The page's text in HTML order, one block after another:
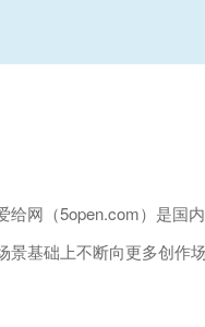
网（5open.com）是国
景基础上不断向更多创作